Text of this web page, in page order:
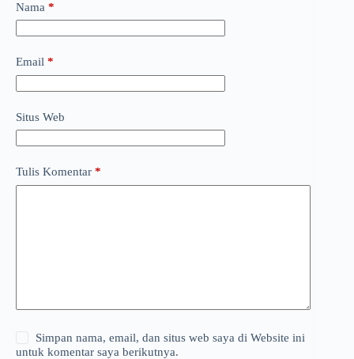
Nama *
Email *
Situs Web
Tulis Komentar *
Simpan nama, email, dan situs web saya di Website ini
untuk komentar saya berikutnya.